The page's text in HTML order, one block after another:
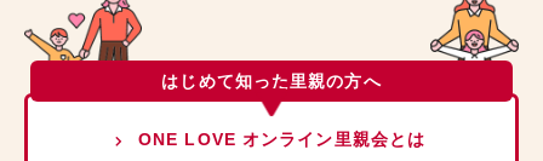
はじめて知った里親の方へ
ONE LOVE オンライン里親会とは